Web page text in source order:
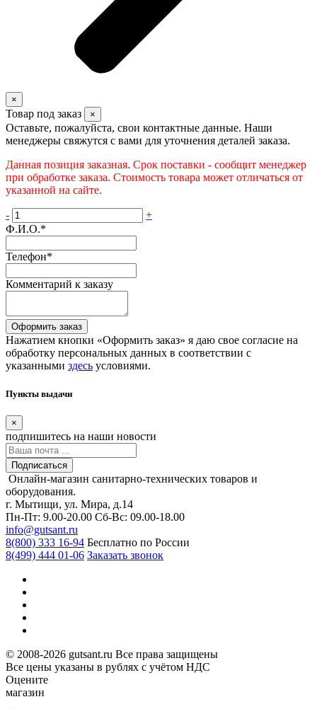
×
Товар под заказ ×
Оставьте, пожалуйста, свои контактные данные. Наши
менеджеры свяжутся с вами для уточнения деталей заказа.
Данная позиция заказная. Срок поставки - сообщит менеджер
при обработке заказа. Стоимость товара может отличаться от
указанной на сайте.
-
+
Ф.И.О.*
Телефон*
Комментарий к заказу
Оформить заказ
Нажатием кнопки «Оформить заказ» я даю свое согласие на
обработку персональных данных в соответствии с
указанными здесь условиями.
Пункты выдачи
×
подпишитесь на наши новости
Подписаться
Онлайн-магазин санитарно-технических товаров и
оборудования.
г. Мытищи, ул. Мира, д.14
Пн-Пт: 9.00-20.00 Сб-Вс: 09.00-18.00
info@gutsant.ru
8(800) 333 16-94 Бесплатно по России
8(499) 444 01-06 Заказать звонок
© 2008-2026 gutsant.ru Все права защищены
Все цены указаны в рублях с учётом НДС
Оцените
магазин